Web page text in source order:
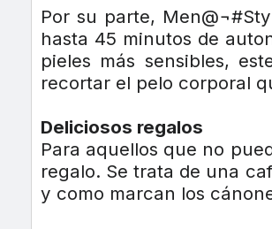
Por su parte,
hasta 45 minutos de
pieles más sensibles,
recortar el pelo corporal
Deliciosos regalos
Para aquellos que no
regalo. Se trata de una
y como marcan los